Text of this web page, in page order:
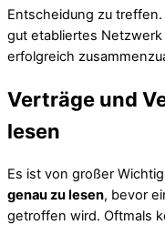
Entscheidung zu
gut etabliertes
erfolgreich
Verträge und
lesen
Es ist von großer
genau zu lesen, bevor
getroffen wird. Oftmals